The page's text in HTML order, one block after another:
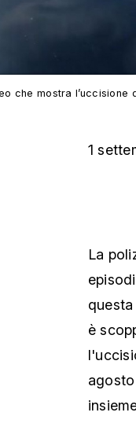
che mostra l’uccisione
1
La
è